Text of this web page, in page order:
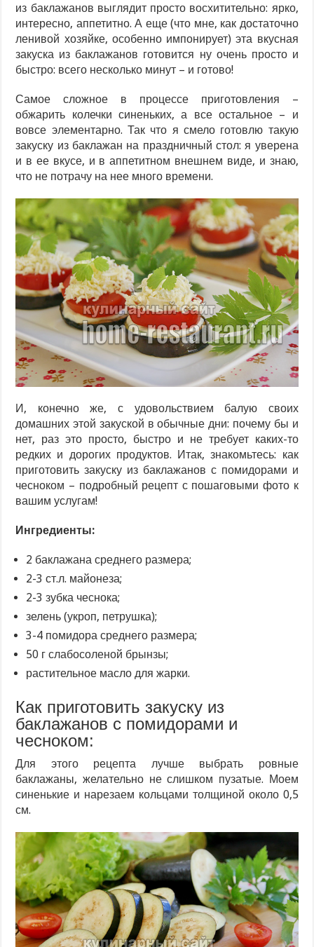
из баклажанов выглядит просто восхитительно: ярко,
интересно, аппетитно. А еще (что мне, как достаточно
ленивой хозяйке, особенно импонирует) эта вкусная
закуска из баклажанов готовится ну очень просто и
быстро: всего несколько минут – и готово!
Самое сложное в процессе приготовления –
обжарить колечки синеньких, а все остальное – и
вовсе элементарно. Так что я смело готовлю такую
закуску из баклажан на праздничный стол: я уверена
и в ее вкусе, и в аппетитном внешнем виде, и знаю,
что не потрачу на нее много времени.
И, конечно же, с удовольствием балую своих
домашних этой закуской в обычные дни: почему бы и
нет, раз это просто, быстро и не требует каких-то
редких и дорогих продуктов. Итак, знакомьтесь: как
приготовить закуску из баклажанов с помидорами и
чесноком – подробный рецепт с пошаговыми фото к
вашим услугам!
Ингредиенты:
2 баклажана среднего размера;
2-3 ст.л. майонеза;
2-3 зубка чеснока;
зелень (укроп, петрушка);
3-4 помидора среднего размера;
50 г слабосоленой брынзы;
растительное масло для жарки.
Как приготовить закуску из
баклажанов с помидорами и
чесноком:
Для этого рецепта лучше выбрать ровные
баклажаны, желательно не слишком пузатые. Моем
синенькие и нарезаем кольцами толщиной около 0,5
см.